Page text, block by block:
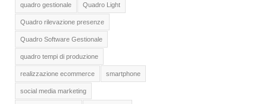
quadro gestionale Quadro Light
Quadro rilevazione presenze
Quadro Software Gestionale
quadro tempi di produzione
realizzazione ecommerce smartphone
social media marketing